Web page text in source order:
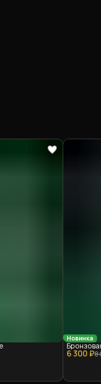
Новинка
6 300 ₽8